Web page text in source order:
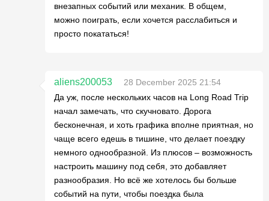
внезапных событий или механик. В общем,
можно поиграть, если хочется расслабиться и
просто покататься!
aliens200053
28 December 2025 21:54
Да уж, после нескольких часов на Long Road Trip
начал замечать, что скучновато. Дорога
бесконечная, и хоть графика вполне приятная, но
чаще всего едешь в тишине, что делает поездку
немного однообразной. Из плюсов – возможность
настроить машину под себя, это добавляет
разнообразия. Но всё же хотелось бы больше
событий на пути, чтобы поездка была